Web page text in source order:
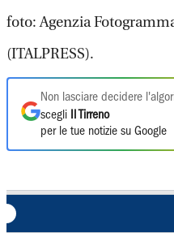
foto: Agenzia
(ITALPRESS).
Non lasciare decidere
scegli
Il Tirreno
per le tue notizie su Google